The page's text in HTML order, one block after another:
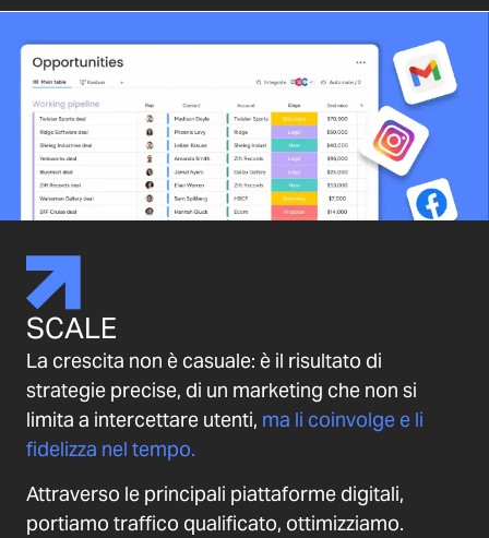
SCALE
La crescita non è casuale: è il risultato di
strategie precise, di un marketing che non si
limita a intercettare utenti, ma li coinvolge e li
fidelizza nel tempo.
Attraverso le principali piattaforme digitali,
portiamo traffico qualificato, ottimizziamo.